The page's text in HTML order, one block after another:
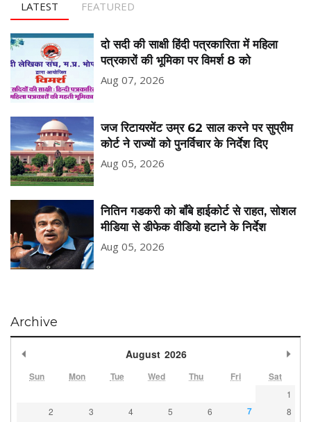
LATEST FEATURED
दो सदी की साक्षी हिंदी पत्रकारिता में महिला
पत्रकारों की भूमिका पर विमर्श 8 को
Aug 07, 2026
जज रिटायरमेंट उम्र 62 साल करने पर सुप्रीम
कोर्ट ने राज्यों को पुनर्विचार के निर्देश दिए
Aug 05, 2026
नितिन गडकरी को बॉंबे हाईकोर्ट से राहत, सोशल
मीडिया से डीफेक वीडियो हटाने के निर्देश
Aug 05, 2026
Archive
August 2026
Sun Mon Tue Wed Thu Fri Sat
1
2
3 4 5 6 7
8